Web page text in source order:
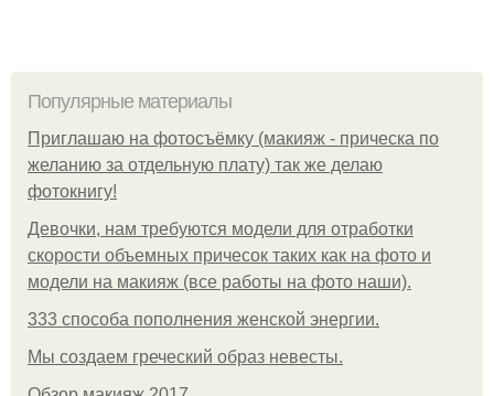
Популярные материалы
Приглашаю на фотосъёмку (макияж - прическа по
желанию за отдельную плату) так же делаю
фотокнигу!
Девочки, нам требуются модели для отработки
скорости объемных причесок таких как на фото и
модели на макияж (все работы на фото наши).
333 способа пополнения женской энергии.
Мы создаем греческий образ невесты.